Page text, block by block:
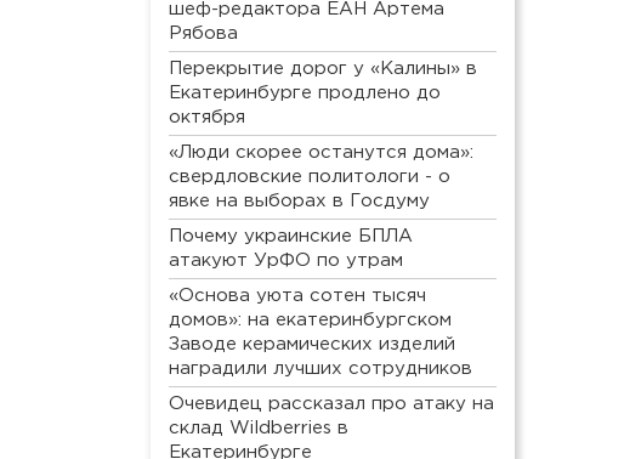
шеф-редактора ЕАН Артема
Рябова
Перекрытие дорог у «Калины» в
Екатеринбурге продлено до
октября
«Люди скорее останутся дома»:
свердловские политологи - о
явке на выборах в Госдуму
Почему украинские БПЛА
атакуют УрФО по утрам
«Основа уюта сотен тысяч
домов»: на екатеринбургском
Заводе керамических изделий
наградили лучших сотрудников
Очевидец рассказал про атаку на
склад Wildberries в
Екатеринбурге